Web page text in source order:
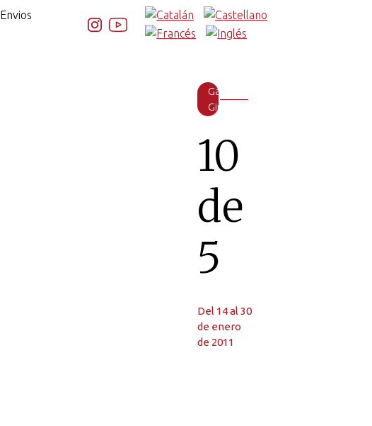
Envios
Galeria
Girona
10
de
5
Del 14 al 30
de enero
de 2011